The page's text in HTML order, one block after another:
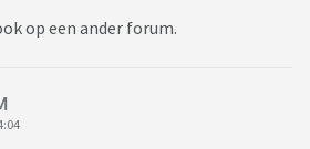
op een ander forum.